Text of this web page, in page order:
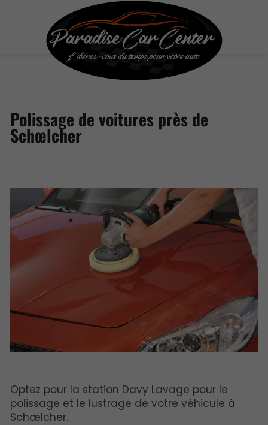
Polissage de voitures près de
Schœlcher
Optez pour la station Davy Lavage pour le
polissage et le lustrage de votre véhicule à
Schœlcher.